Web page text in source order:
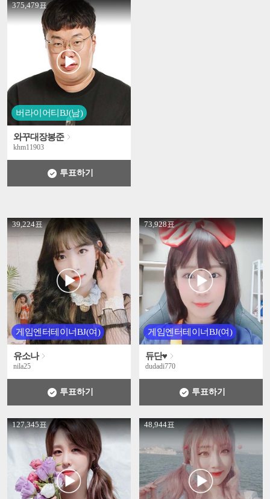
버라이어티BJ(남)
375,479표
' +
와꾸대장봉준
khm11903
투표하기
게임엔터테이너BJ(여)
39,224표
' +
유소나
nila25
투표하기
게임엔터테이너BJ(여)
73,928표
' +
듀단♥
dudadi770
투표하기
127,345표
' + 48,944표
' +